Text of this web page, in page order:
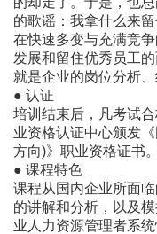
的歌谣：我拿什么来
在快速多变与充满竞
发展和留住优秀员工
就是企业的岗位分析
● 认证
培训结束后，凡考试
业资格认证中心颁发
方向)》职业资格证书
● 课程特色
课程从国内企业所面
的讲解和分析，以及
业人力资源管理者系